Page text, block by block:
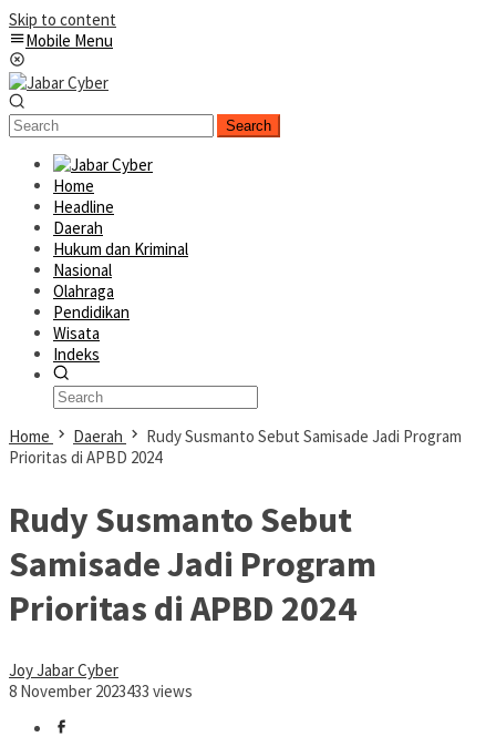
Skip to content
Mobile Menu
Search
Home
Headline
Daerah
Hukum dan Kriminal
Nasional
Olahraga
Pendidikan
Wisata
Indeks
Home Daerah
Rudy Susmanto Sebut Samisade Jadi Program
Prioritas di APBD 2024
Rudy Susmanto Sebut
Samisade Jadi Program
Prioritas di APBD 2024
Joy Jabar Cyber
8 November 2023433 views